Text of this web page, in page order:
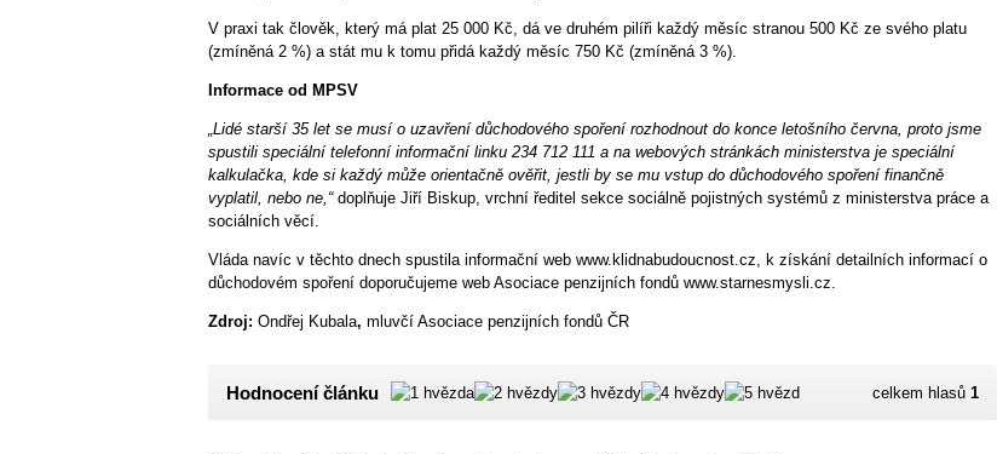
V praxi tak člověk, který má plat 25 000 Kč, dá ve druhém pilíři každý měsíc stranou 500 Kč ze svého platu
(zmíněná 2 %) a stát mu k tomu přidá každý měsíc 750 Kč (zmíněná 3 %).
Informace od MPSV
„Lidé starší 35 let se musí o uzavření důchodového spoření rozhodnout do konce letošního června, proto jsme
spustili speciální telefonní informační linku 234 712 111 a na webových stránkách ministerstva je speciální
kalkulačka, kde si každý může orientačně ověřit, jestli by se mu vstup do důchodového spoření finančně
vyplatil, nebo ne,“doplňuje Jiří Biskup, vrchní ředitel sekce sociálně pojistných systémů z ministerstva práce a
sociálních věcí.
Vláda navíc v těchto dnech spustila informační web www.klidnabudoucnost.cz, k získání detailních informací o
důchodovém spoření doporučujeme web Asociace penzijních fondů www.starnesmysli.cz.
Zdroj: Ondřej Kubala, mluvčí Asociace penzijních fondů ČR
Hodnocení článku celkem hlasů 1